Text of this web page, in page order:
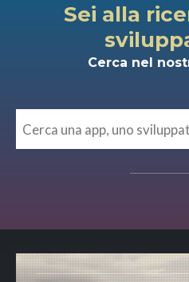
Sei alla
Cerca nel